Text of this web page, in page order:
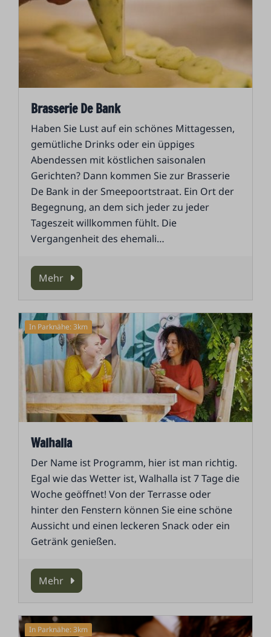
Brasserie De Bank
Haben Sie Lust auf ein schönes Mittagessen,
gemütliche Drinks oder ein üppiges
Abendessen mit köstlichen saisonalen
Gerichten? Dann kommen Sie zur Brasserie
De Bank in der Smeepoortstraat. Ein Ort der
Begegnung, an dem sich jeder zu jeder
Tageszeit willkommen fühlt. Die
Vergangenheit des ehemali…
Mehr
In Parknähe: 3km
Walhalla
Der Name ist Programm, hier ist man richtig.
Egal wie das Wetter ist, Walhalla ist 7 Tage die
Woche geöffnet! Von der Terrasse oder
hinter den Fenstern können Sie eine schöne
Aussicht und einen leckeren Snack oder ein
Getränk genießen.
Mehr
In Parknähe: 3km